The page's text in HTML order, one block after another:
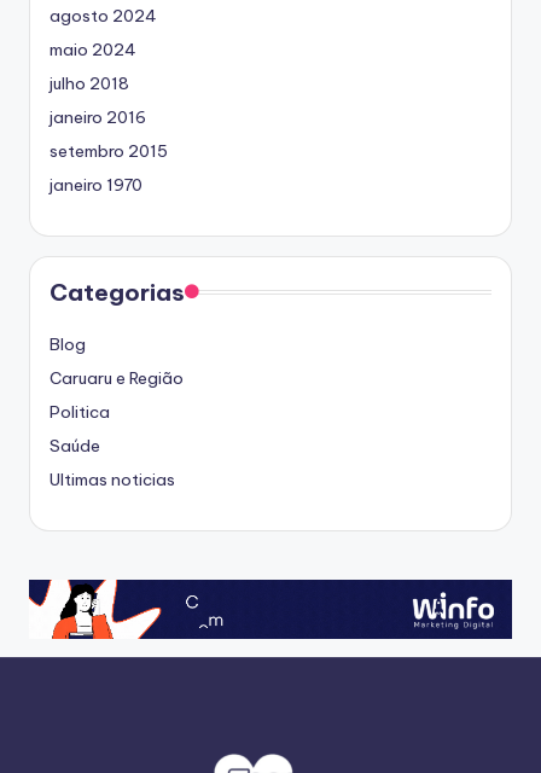
agosto 2024
maio 2024
julho 2018
janeiro 2016
setembro 2015
janeiro 1970
Categorias
Blog
Caruaru e Região
Politica
Saúde
Ultimas noticias